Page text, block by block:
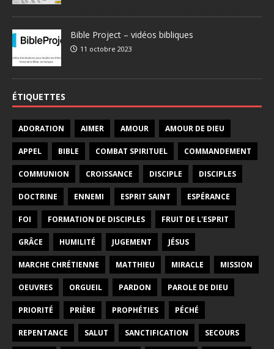
Bible Project – vidéos bibliques
11 octobre 2023
ÉTIQUETTES
ADORATION AIMER AMOUR AMOUR DE DIEU
APPEL BIBLE COMBAT SPIRITUEL COMMANDEMENT
COMMUNION CROISSANCE DISCIPLE DISCIPLES
DOCTRINE ENNEMI ESPRIT SAINT ESPÉRANCE
FOI FORMATION DE DISCIPLES FRUIT DE L'ESPRIT
GRÂCE HUMILITÉ JUGEMENT JÉSUS
MARCHE CHRÉTIENNE MATTHIEU MIRACLE MISSION
OEUVRES ORGUEIL PARDON PAROLE DE DIEU
PRIORITÉ PRIÈRE PROPHÉTIES PÉCHÉ
REPENTANCE SALUT SANCTIFICATION SECOURS